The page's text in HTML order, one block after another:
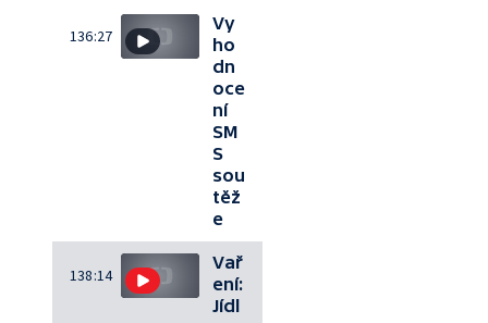
136:27
Vy
ho
dn
oce
ní
SM
S
sou
těž
e
138:14
Vař
ení:
Jídl